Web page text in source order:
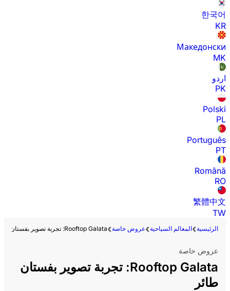
한국어
KR
Македонски
MK
اردو
PK
Polski
PL
Português
PT
Română
RO
繁體中文
TW
الرئيسية المعالم السياحية عروض خاصة Rooftop Galata: تجربة تصوير بفستان طائر
عروض خاصة
Rooftop Galata: تجربة تصوير بفستان
طائر